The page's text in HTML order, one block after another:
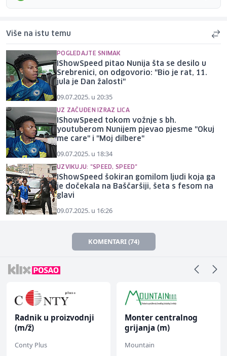
Više na istu temu
POGLEDAJTE SNIMAK
IShowSpeed pitao Nunija šta se desilo u
Srebrenici, on odgovorio: "Bio je rat, 11.
jula je Dan žalosti"
09.07.2025. u 20:35
UZ ZAČUĐEN IZRAZ LICA
IShowSpeed tokom vožnje s bh.
youtuberom Nunijem pjevao pjesme "Okuj
me care" i "Moj dilbere"
09.07.2025. u 18:34
UZVIKUJU: "SPEED, SPEED"
IShowSpeed šokiran gomilom ljudi koja ga
je dočekala na Baščaršiji, šeta s fesom na
glavi
09.07.2025. u 16:26
KOMENTARI (74)
Radnik u proizvodnji
(m/ž)
Conty Plus
Monter centralnog
grijanja (m)
Mountain